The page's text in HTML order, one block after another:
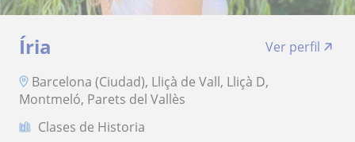
Íria
Ver perfil
Barcelona (Ciudad), Lliçà de Vall, Lliçà D,
Montmeló, Parets del Vallès
Clases de Historia